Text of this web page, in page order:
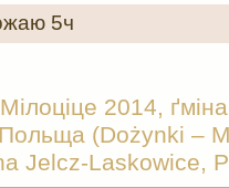
5ч
2014,
Польща (Dożynki –
Jelcz-Laskowice,